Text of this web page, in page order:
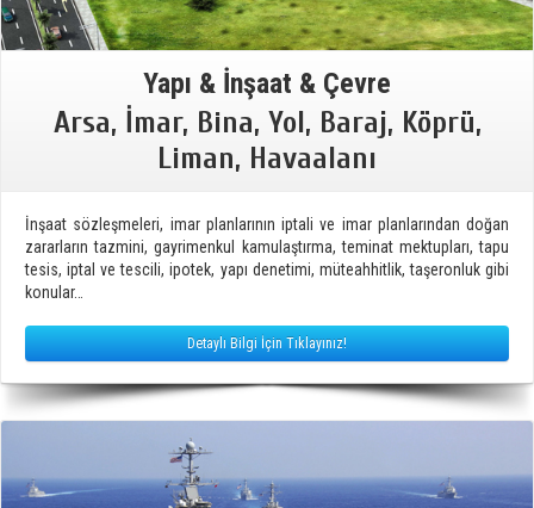
Yapı & İnşaat & Çevre
Arsa, İmar, Bina, Yol, Baraj, Köprü,
Liman, Havaalanı
İnşaat sözleşmeleri, imar planlarının iptali ve imar planlarından doğan
zararların tazmini, gayrimenkul kamulaştırma, teminat mektupları, tapu
tesis, iptal ve tescili, ipotek, yapı denetimi, müteahhitlik, taşeronluk gibi
konular…
Detaylı Bilgi İçin Tıklayınız!